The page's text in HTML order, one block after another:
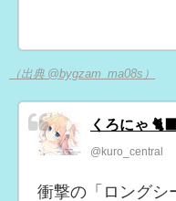
（出典 @bygzam_ma08s）
くろにゃ
@kuro_central
衝撃の「ロングシ